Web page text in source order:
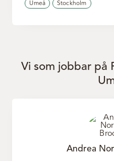
Umeå Stockholm
Vi som jobbar på
Andrea